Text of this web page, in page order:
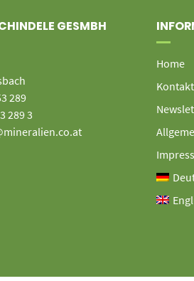
GESMBH
289
289 3
Home
Kontakt